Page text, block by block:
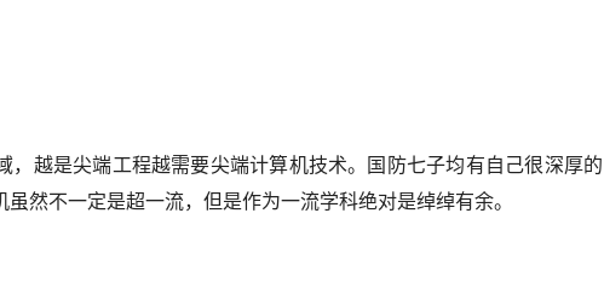
，越是尖端工程越需要尖端计算机技术。国防七子均有自己很深厚的
然不一定是超一流，但是作为一流学科绝对是绰绰有余。